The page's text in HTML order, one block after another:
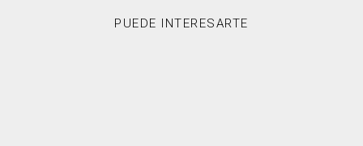
PUEDE INTERESARTE